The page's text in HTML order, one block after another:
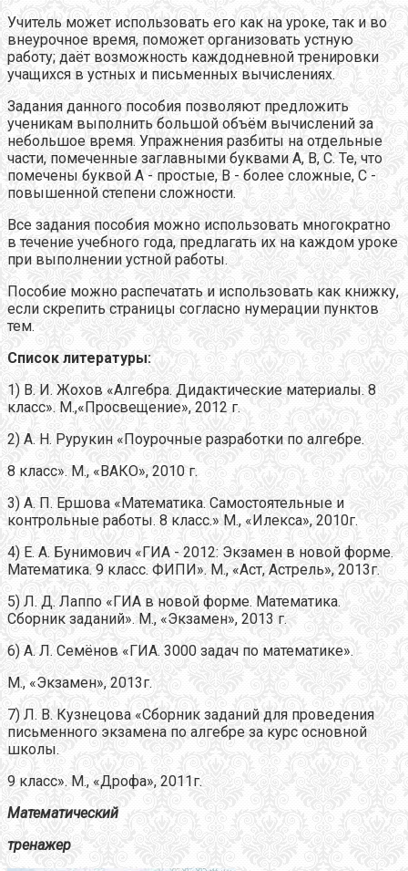
Учитель может использовать его как на уроке, так и во
внеурочное время, поможет организовать устную
работу; даёт возможность каждодневной тренировки
учащихся в устных и письменных вычислениях.
Задания данного пособия позволяют предложить
ученикам выполнить большой объём вычислений за
небольшое время. Упражнения разбиты на отдельные
части, помеченные заглавными буквами А, В, С. Те, что
помечены буквой А - простые, В - более сложные, С -
повышенной степени сложности.
Все задания пособия можно использовать многократно
в течение учебного года, предлагать их на каждом уроке
при выполнении устной работы.
Пособие можно распечатать и использовать как книжку,
если скрепить страницы согласно нумерации пунктов
тем.
Список литературы:
1) В. И. Жохов «Алгебра. Дидактические материалы. 8
класс». М.,«Просвещение», 2012 г.
2) А. Н. Рурукин «Поурочные разработки по алгебре.
8 класс». М., «ВАКО», 2010 г.
3) А. П. Ершова «Математика. Самостоятельные и
контрольные работы. 8 класс.» М., «Илекса», 2010г.
4) Е. А. Бунимович «ГИА - 2012: Экзамен в новой форме.
Математика. 9 класс. ФИПИ». М., «Аст, Астрель», 2013г.
5) Л. Д. Лаппо «ГИА в новой форме. Математика.
Сборник заданий». М., «Экзамен», 2013 г.
6) А. Л. Семёнов «ГИА. 3000 задач по математике».
М., «Экзамен», 2013г.
7) Л. В. Кузнецова «Сборник заданий для проведения
письменного экзамена по алгебре за курс основной
школы.
9 класс». М., «Дрофа», 2011г.
Математический
тренажер